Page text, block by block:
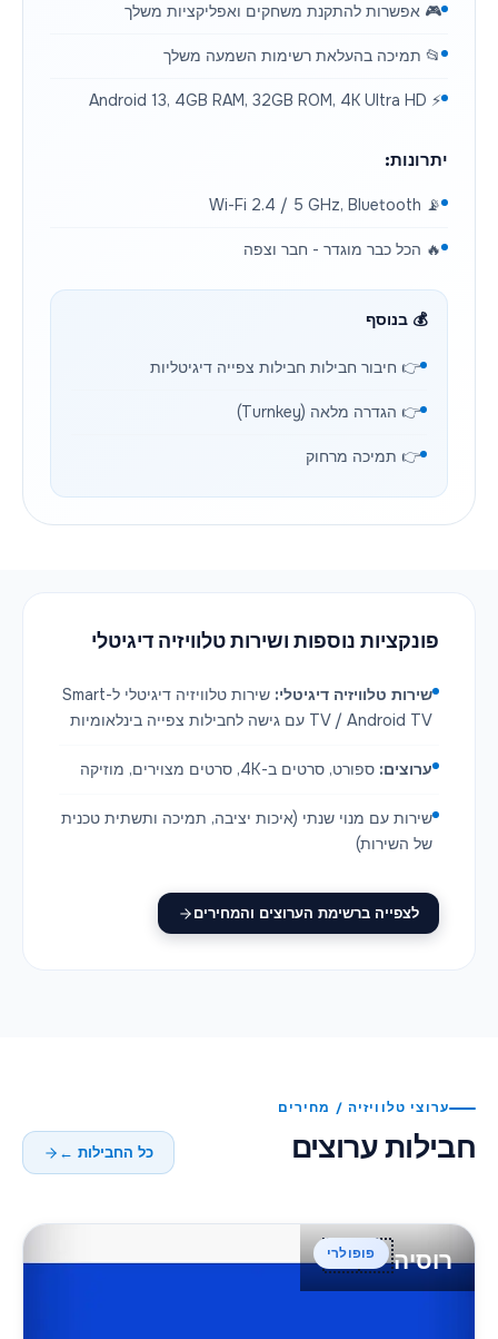
🎮 אפשרות להתקנת משחקים ואפליקציות משלך
📂 תמיכה בהעלאת רשימות השמעה משלך
⚡ Android 13, 4GB RAM, 32GB ROM, 4K Ultra HD
יתרונות:
📡 Wi-Fi 2.4 / 5 GHz, Bluetooth
🔥 הכל כבר מוגדר - חבר וצפה
💰 בנוסף
👉 חיבור חבילות חבילות צפייה דיגיטליות
👉 הגדרה מלאה (Turnkey)
👉 תמיכה מרחוק
פונקציות נוספות ושירות טלוויזיה דיגיטלי
שירות טלוויזיה דיגיטלי:
שירות טלוויזיה דיגיטלי ל-Smart
TV / Android TV עם גישה לחבילות צפייה בינלאומיות
ערוצים: ספורט, סרטים ב-4K, סרטים מצוירים, מוזיקה
שירות עם מנוי שנתי (איכות יציבה, תמיכה ותשתית טכנית
של השירות)
לצפייה ברשימת הערוצים והמחירים
ערוצי טלוויזיה / מחירים
חבילות ערוצים כל החבילות ←
🇷🇺רוסיה פופולרי